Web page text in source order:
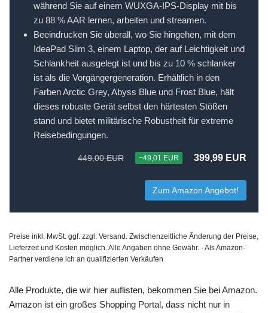
während Sie auf einem WUXGA-IPS-Display mit bis
zu 88 % AAR lernen, arbeiten und streamen.
Beeindrucken Sie überall, wo Sie hingehen, mit dem
IdeaPad Slim 3, einem Laptop, der auf Leichtigkeit und
Schlankheit ausgelegt ist und bis zu 10 % schlanker
ist als die Vorgängergeneration. Erhältlich in den
Farben Arctic Grey, Abyss Blue und Frost Blue, hält
dieses robuste Gerät selbst den härtesten Stößen
stand und bietet militärische Robustheit für extreme
Reisebedingungen.
449,00 EUR −49,01 EUR 399,99 EUR
Zum Amazon Angebot!
Preise inkl. MwSt. ggf. zzgl. Versand. Zwischenzeitliche Änderung der Preise,
Lieferzeit und Kosten möglich. Alle Angaben ohne Gewähr. · Als Amazon-
Partner verdiene ich an qualifizierten Verkäufen
Alle Produkte, die wir hier auflisten, bekommen Sie bei Amazon.
Amazon ist ein großes Shopping Portal, dass nicht nur in